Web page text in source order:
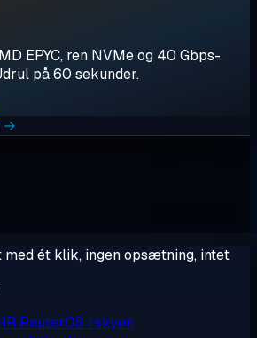
EPYC, ren NVMe og 40 Gbps-
på 60 sekunder.
→
ét klik, ingen opsætning, intet
RouterOS i skyen